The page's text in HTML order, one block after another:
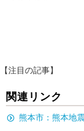
【注目の記事】
関連リンク
熊本市：熊本地